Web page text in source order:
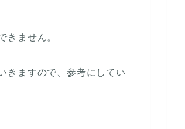
きません。
きますので、参考にしてい